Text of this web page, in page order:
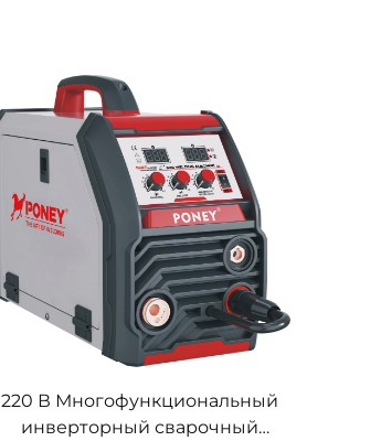
220 В Многофункциональный
инверторный сварочный